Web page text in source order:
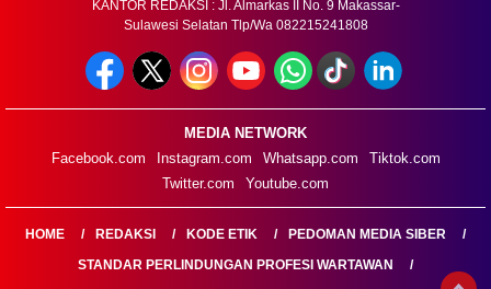
KANTOR REDAKSI : Jl. Almarkas II No. 9 Makassar-
Sulawesi Selatan Tlp/Wa 082215241808
MEDIA NETWORK
Facebook.com
Instagram.com Whatsapp.com
Tiktok.com
Twitter.com
Youtube.com
HOME REDAKSI KODE ETIK
PEDOMAN MEDIA SIBER
STANDAR PERLINDUNGAN PROFESI WARTAWAN